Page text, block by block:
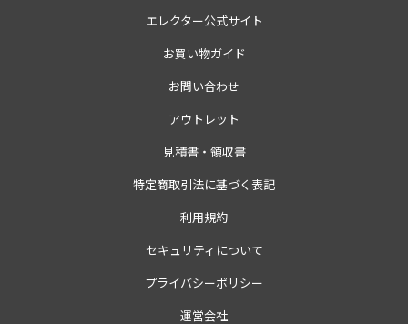
エレクター公式サイト
お買い物ガイド
お問い合わせ
アウトレット
見積書・領収書
特定商取引法に基づく表記
利用規約
セキュリティについて
プライバシーポリシー
運営会社